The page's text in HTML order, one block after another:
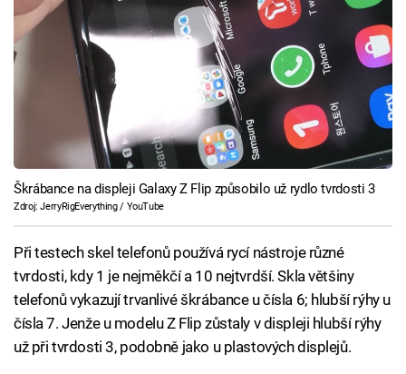
Škrábance na displeji Galaxy Z Flip způsobilo už rydlo tvrdosti 3
Zdroj: JerryRigEverything / YouTube
Při testech skel telefonů používá rycí nástroje různé
tvrdosti, kdy 1 je nejměkčí a 10 nejtvrdší. Skla většiny
telefonů vykazují trvanlivé škrábance u čísla 6; hlubší rýhy u
čísla 7. Jenže u modelu Z Flip zůstaly v displeji hlubší rýhy
už při tvrdosti 3, podobně jako u plastových displejů.